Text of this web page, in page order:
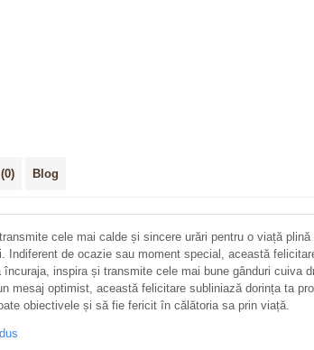
(0) Blog
cele mai calde și sincere urări pentru o viață plină
Indiferent de ocazie sau moment special, această
inspira și transmite cele mai bune gânduri cuiva
mesaj optimist, această felicitare subliniază dorința ta
obiectivele și să fie fericit în călătoria sa prin viață.